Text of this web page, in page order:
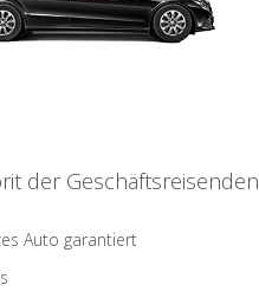
der Geschäftsreisenden
Auto garantiert